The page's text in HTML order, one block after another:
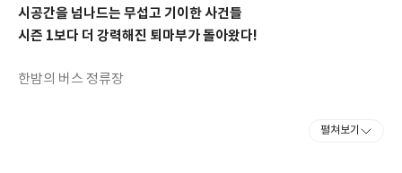
시공간을 넘나드는 무섭고 기이한 사건들
시즌 1보다 더 강력해진 퇴마부가 돌아왔다!
한밤의 버스 정류장
막차가 떠난 버스 정류장은 온통 어둠뿐이다. 그때, 멀리서 불빛이
펼쳐보기